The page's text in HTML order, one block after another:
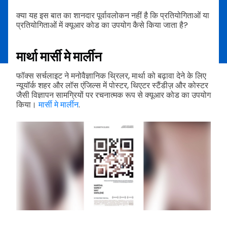
क्या यह इस बात का शानदार पूर्वावलोकन नहीं है कि प्रतियोगिताओं या
प्रतियोगिताओं में क्यूआर कोड का उपयोग कैसे किया जाता है?
मार्था मार्सी मे मार्लीन
फॉक्स सर्चलाइट ने मनोवैज्ञानिक थ्रिलर, मार्था को बढ़ावा देने के लिए
न्यूयॉर्क शहर और लॉस एंजिल्स में पोस्टर, थिएटर स्टैंडीज़ और कोस्टर
जैसी विज्ञापन सामग्रियों पर रचनात्मक रूप से क्यूआर कोड का उपयोग
किया। मार्सी मे मार्लीन.